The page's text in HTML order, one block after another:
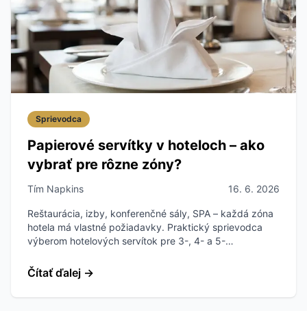
Sprievodca
Papierové servítky v hoteloch – ako
vybrať pre rôzne zóny?
Tím Napkins 16. 6. 2026
Reštaurácia, izby, konferenčné sály, SPA – každá zóna
hotela má vlastné požiadavky. Praktický sprievodca
výberom hotelových servítok pre 3-, 4- a 5-
Čítať ďalej →